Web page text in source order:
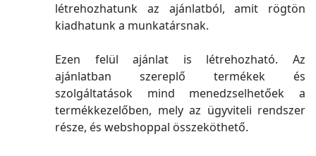
létrehozhatunk az ajánlatból, amit rögtön
kiadhatunk a munkatársnak.
Ezen felül ajánlat is létrehozható. Az
ajánlatban szereplő termékek és
szolgáltatások mind menedzselhetőek a
termékkezelőben, mely az ügyviteli rendszer
része, és webshoppal összeköthető.